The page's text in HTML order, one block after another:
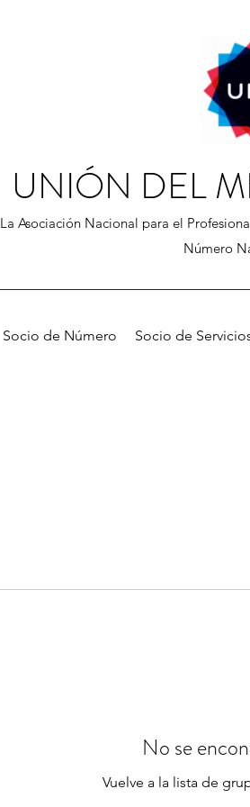
UNIÓN DEL
La Asociación Nacional para el
Número
Socio de Número Socio de
No se
Vuelve a la lista de